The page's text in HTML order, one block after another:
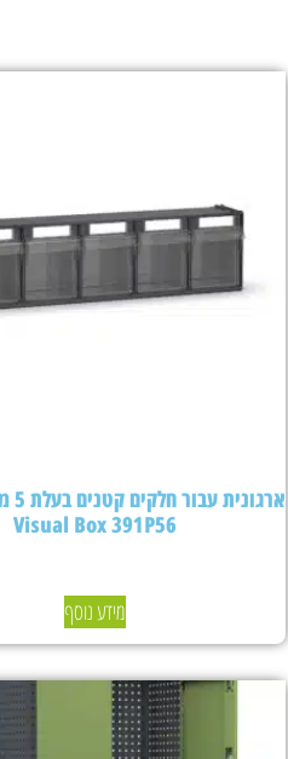
Visual Box 391P56
מידע נוסף